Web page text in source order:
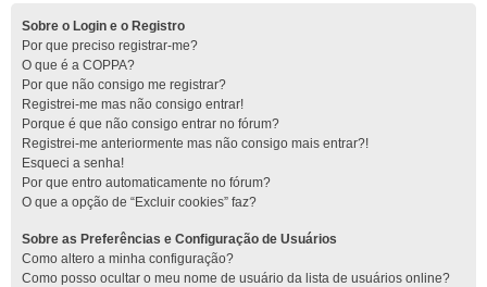
Sobre o Login e o Registro
Por que preciso registrar-me?
O que é a COPPA?
Por que não consigo me registrar?
Registrei-me mas não consigo entrar!
Porque é que não consigo entrar no fórum?
Registrei-me anteriormente mas não consigo mais entrar?!
Esqueci a senha!
Por que entro automaticamente no fórum?
O que a opção de “Excluir cookies” faz?
Sobre as Preferências e Configuração de Usuários
Como altero a minha configuração?
Como posso ocultar o meu nome de usuário da lista de usuários online?